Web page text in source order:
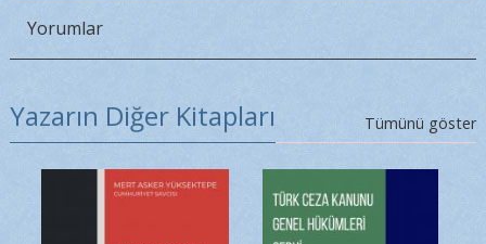
Yorumlar
Yazarın Diğer Kitapları Tümünü göster